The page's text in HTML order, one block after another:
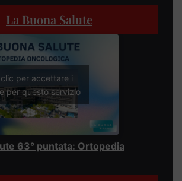
La Buona Salute
clic per accettare i
per questo servizio
63° puntata: Ortopedia